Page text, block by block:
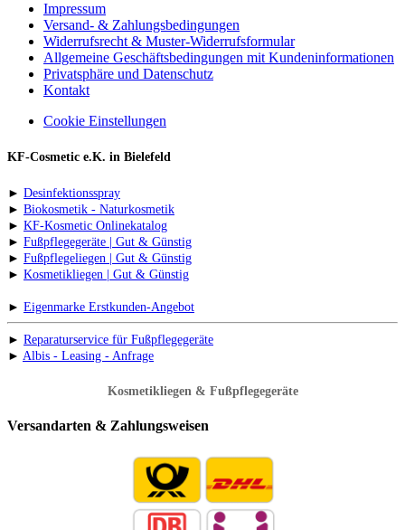
Impressum
Versand- & Zahlungsbedingungen
Widerrufsrecht & Muster-Widerrufsformular
Allgemeine Geschäftsbedingungen mit Kundeninformationen
Privatsphäre und Datenschutz
Kontakt
Cookie Einstellungen
KF-Cosmetic e.K. in Bielefeld
► Desinfektionsspray
► Biokosmetik - Naturkosmetik
► KF-Kosmetic Onlinekatalog
► Fußpflegegeräte | Gut & Günstig
► Fußpflegeliegen | Gut & Günstig
► Kosmetikliegen | Gut & Günstig
► Eigenmarke Erstkunden-Angebot
► Reparaturservice für Fußpflegegeräte
► Albis - Leasing - Anfrage
Kosmetikliegen & Fußpflegegeräte
Versandarten & Zahlungsweisen